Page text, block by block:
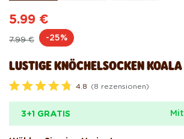
LUSTIGE KNÖCHELSOCKEN
i
4.8 (8 rezensionen)
Normaler
7.99 €
Verkaufspreis
5.99 €
-25%
3+1 GRATIS